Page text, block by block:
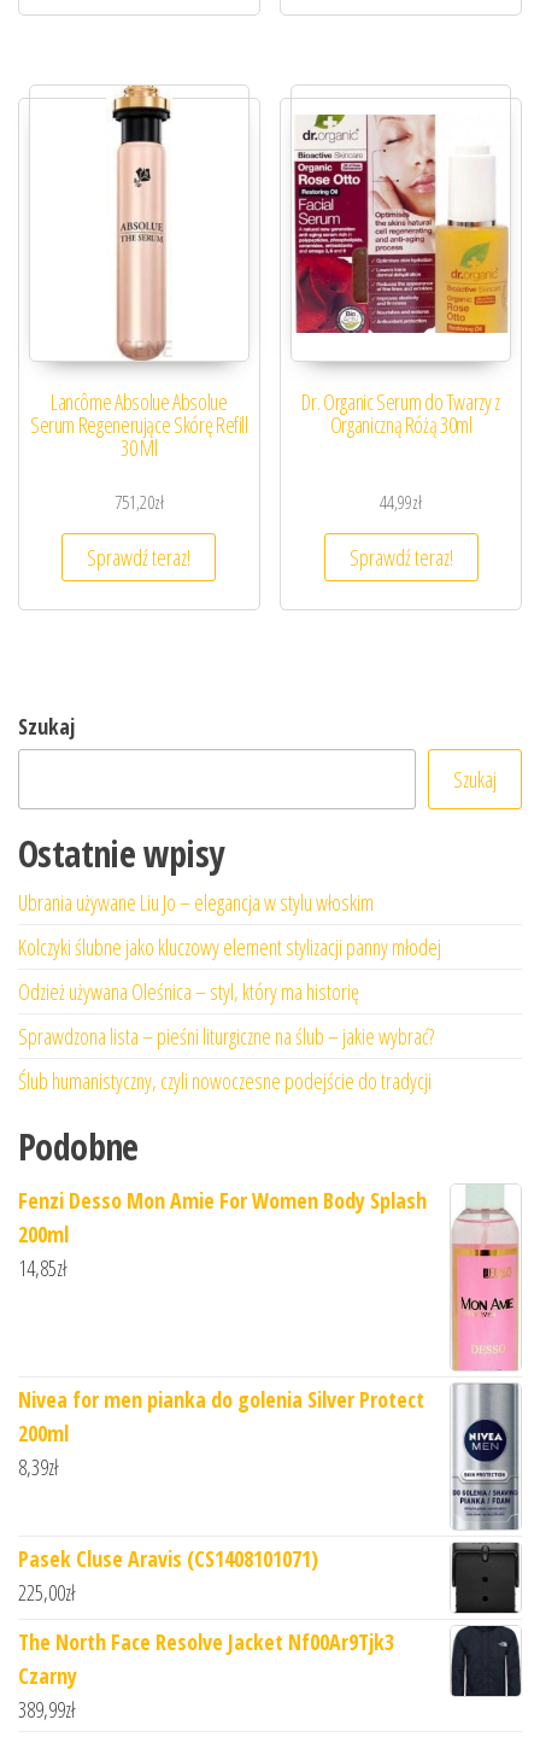
Lancôme Absolue Absolue
Serum Regenerujące Skórę Refill
30 Ml
751,20zł
Sprawdź teraz!
Dr. Organic Serum do Twarzy z
Organiczną Różą 30ml
44,99zł
Sprawdź teraz!
Szukaj
Szukaj
Ostatnie wpisy
Ubrania używane Liu Jo – elegancja w stylu włoskim
Kolczyki ślubne jako kluczowy element stylizacji panny młodej
Odzież używana Oleśnica – styl, który ma historię
Sprawdzona lista – pieśni liturgiczne na ślub – jakie wybrać?
Ślub humanistyczny, czyli nowoczesne podejście do tradycji
Podobne
Fenzi Desso Mon Amie For Women Body Splash
200ml
14,85zł
Nivea for men pianka do golenia Silver Protect
200ml
8,39zł
Pasek Cluse Aravis (CS1408101071)
225,00zł
The North Face Resolve Jacket Nf00Ar9Tjk3
Czarny
389,99zł